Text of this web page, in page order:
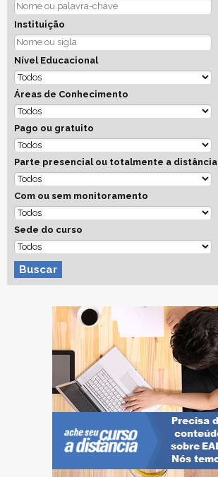
Instituição
Nível Educacional
Áreas de Conhecimento
Pago ou gratuito
Parte presencial ou totalmente a distância
Com ou sem monitoramento
Sede do curso
Buscar